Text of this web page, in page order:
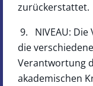
zurückerstattet.
9. NIVEAU:
die
Verantwortung
akademischen